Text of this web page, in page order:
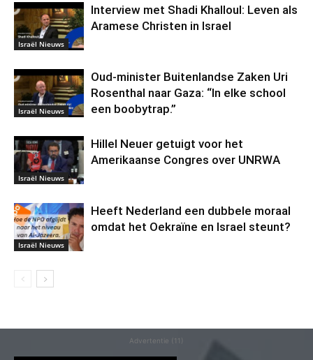
Israël Nieuws
Interview met Shadi Khalloul: Leven als
Aramese Christen in Israel
Israël Nieuws
Oud-minister Buitenlandse Zaken Uri
Rosenthal naar Gaza: “In elke school
een boobytrap.”
Israël Nieuws
Hillel Neuer getuigt voor het
Amerikaanse Congres over UNRWA
Israël Nieuws
Heeft Nederland een dubbele moraal
omdat het Oekraïne en Israel steunt?
Advertentie (11)